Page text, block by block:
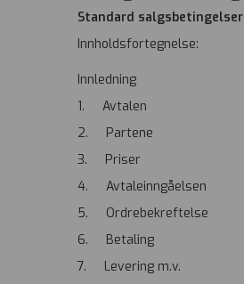
Standard
Innholdsfortegnelse:
Innledning
1. Avtalen
2. Partene
3. Priser
4. Avtaleinngåelsen
5. Ordrebekreftelse
6. Betaling
7. Levering m.v.